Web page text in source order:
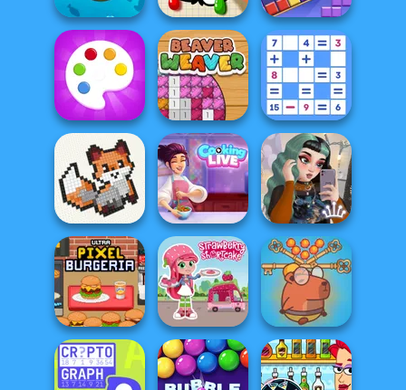
Cute Coloring
Games
Paint It
Block Color
Puzzle Blast
Fun Colors Beaver Weaver
Mathematical
Crossword
Cross Stitch
Cooking Live: Be
a Chef&Cook
E-Girl Fashion
Meiker
Save Baby